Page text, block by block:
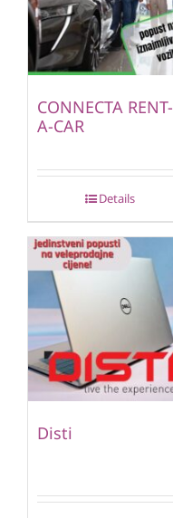
CONNECTA RENT-
A-CAR
Details
Disti